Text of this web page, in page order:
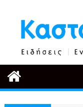
περιεχόμενο